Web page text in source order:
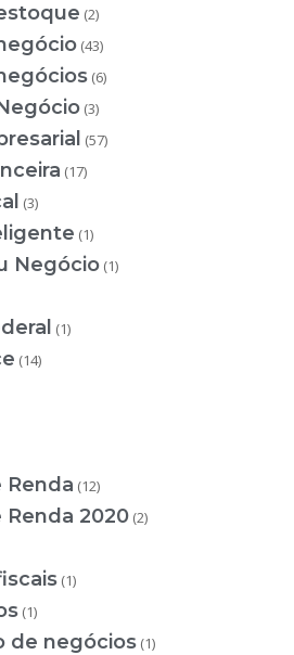
(2)
(43)
(6)
(3)
(57)
(17)
(3)
(1)
Negócio (1)
(1)
(14)
Renda (12)
2020 (2)
(1)
(1)
de negócios (1)